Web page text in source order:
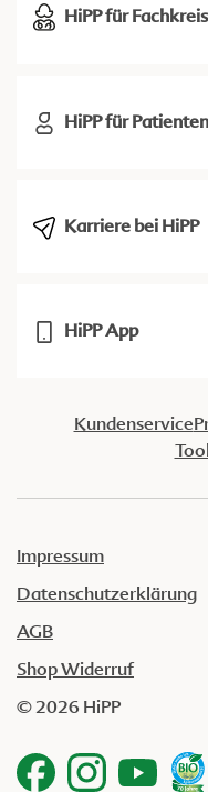
HiPP für
HiPP für Patienten
Karriere bei HiPP
HiPP App
Kundenservice
Impressum
Datenschutzerklärung
AGB
Shop Widerruf
© 2026 HiPP